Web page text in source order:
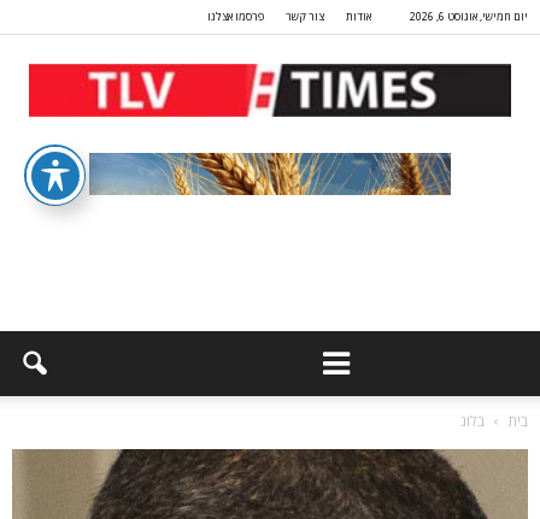
יום חמישי, אוגוסט 6, 2026 אודות צור קשר פרסמו אצלנו
בית בלוג